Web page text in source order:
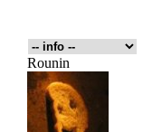
Rounin